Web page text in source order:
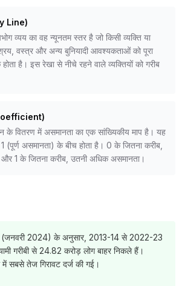
Line)
व्यय का वह न्यूनतम स्तर है जो किसी व्यक्ति या
वस्त्र और अन्य बुनियादी आवश्यकताओं को पूरा
है। इस रेखा से नीचे रहने वाले व्यक्तियों को गरीब
के वितरण में असमानता का एक सांख्यिकीय माप है। यह
(पूर्ण असमानता) के बीच होता है। 0 के जितना करीब,
1 के जितना करीब, उतनी अधिक असमानता।
(जनवरी 2024) के अनुसार, 2013-14 से 2022-23
गरीबी से 24.82 करोड़ लोग बाहर निकले हैं।
में सबसे तेज गिरावट दर्ज की गई।